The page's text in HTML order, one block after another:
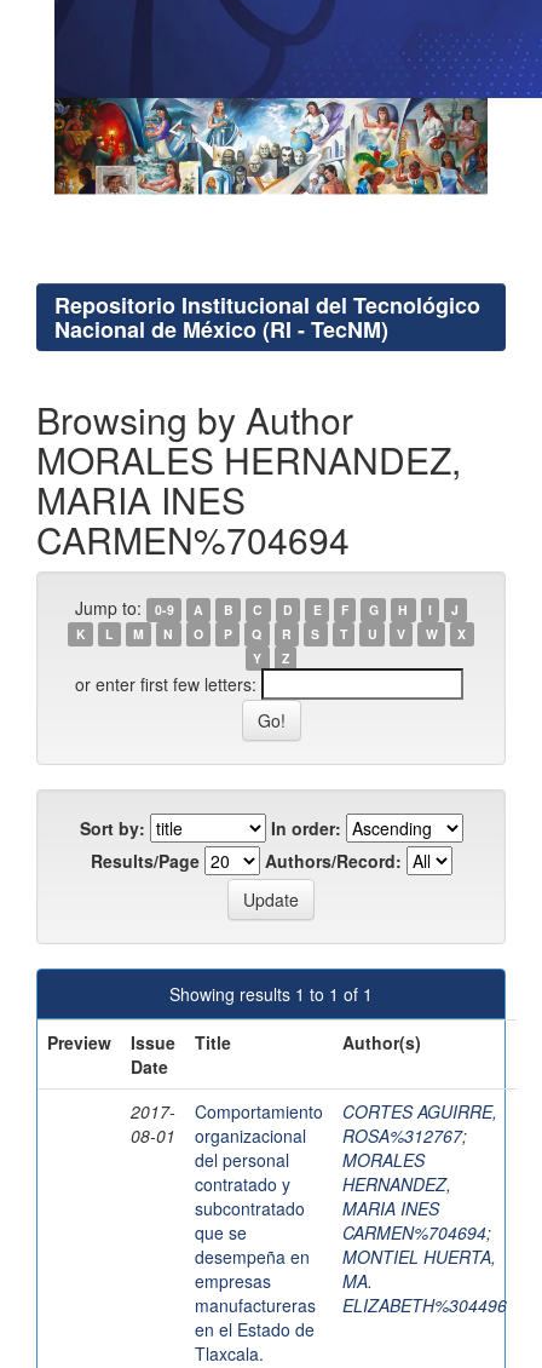
Repositorio Institucional del Tecnológico
Nacional de México (RI - TecNM)
Browsing by Author
MORALES HERNANDEZ,
MARIA INES
CARMEN%704694
Jump to: 0-9 A B C D E F G H I
J
K
L M N O P Q R S T U V W
X
Y
Z
or enter first few letters:
Sort by:
In order:
Results/Page
Authors/Record:
Showing results 1 to 1 of 1
Preview
Issue
Date
Title Author(s)
2017-
08-01
Comportamiento
organizacional
del personal
contratado y
subcontratado
que se
desempeña en
empresas
manufactureras
en el Estado de
Tlaxcala.
CORTES AGUIRRE,
ROSA%312767;
MORALES
HERNANDEZ,
MARIA INES
CARMEN%704694;
MONTIEL HUERTA,
MA.
ELIZABETH%304496